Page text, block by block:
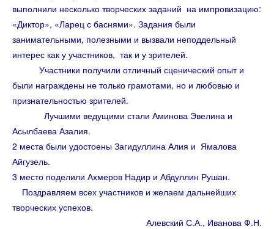
выполнили несколько творческих заданий на импровизацию:
«Диктор», «Ларец с баснями». Задания были
занимательными, полезными и вызвали неподдельный
интерес как у участников, так и у зрителей.
Участники получили отличный сценический опыт и
были награждены не только грамотами, но и любовью и
признательностью зрителей.
Лучшими ведущими стали Аминова Эвелина и
Асылбаева Азалия.
2 места были удостоены Загидуллина Алия и Ямалова
Айгузель.
3 место поделили Ахмеров Надир и Абдуллин Рушан.
Поздравляем всех участников и желаем дальнейших
творческих успехов.
Алевский С.А., Иванова Ф.Н.